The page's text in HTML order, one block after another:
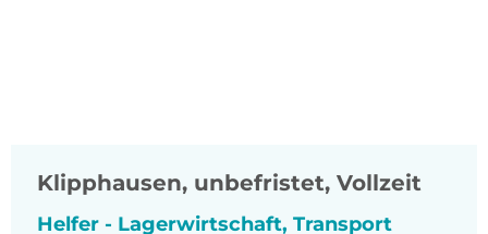
Klipphausen, unbefristet, Vollzeit
Helfer - Lagerwirtschaft, Transport